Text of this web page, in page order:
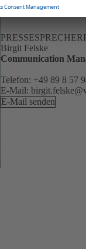
Birgit Felske
Communication
Telefon: +49 89 8 57
E-Mail:
E-Mail senden